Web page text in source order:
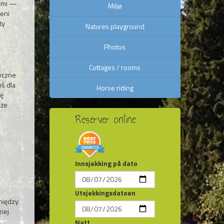
—
dla
Miljø
Natures playground
Photos
Cottages / rooms
Horse riding
Reserver online
Innsjekking på dato
Utsjekkingsdatoen